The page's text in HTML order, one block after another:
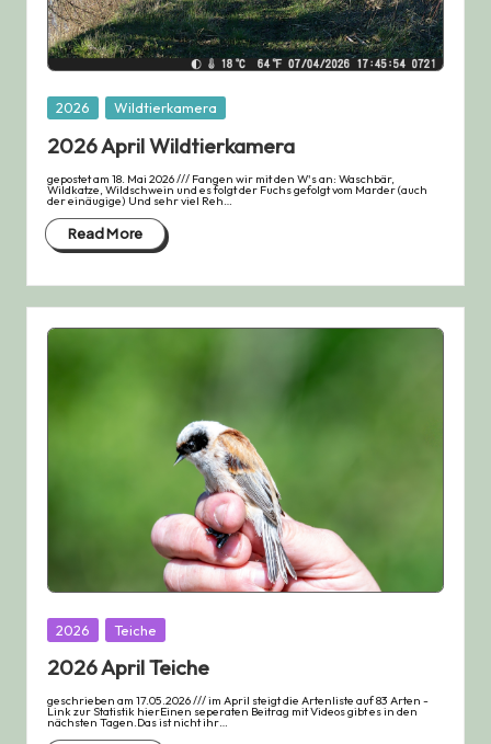
Posted
in2026 Wildtierkamera
2026 April Wildtierkamera
gepostet am 18. Mai 2026 /// Fangen wir mit den W's an: Waschbär,
Wildkatze, Wildschwein und es folgt der Fuchs gefolgt vom Marder (auch
der einäugige) Und sehr viel Reh…
Read More
Posted
in2026 Teiche
2026 April Teiche
geschrieben am 17.05.2026 /// im April steigt die Artenliste auf 83 Arten -
Link zur Statistik hierEinen seperaten Beitrag mit Videos gibt es in den
nächsten Tagen.Das ist nicht ihr…